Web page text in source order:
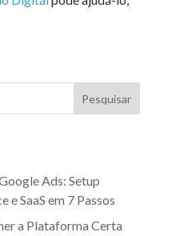
Pesquisar
Ads: Setup
SaaS em 7 Passos
a Plataforma Certa